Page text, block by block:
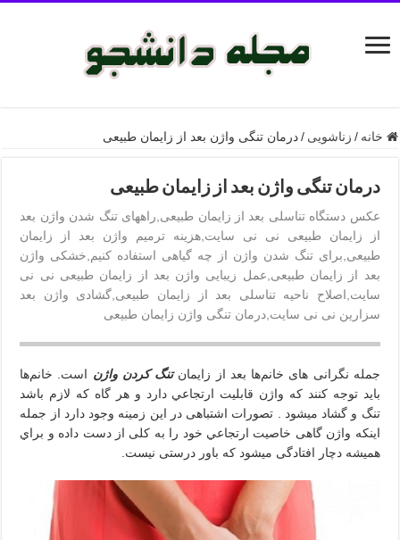
خانه / زناشویی / درمان تنگی واژن بعد از زایمان طبیعی
درمان تنگی واژن بعد از زایمان طبیعی
عکس دستگاه تناسلی بعد از زایمان طبیعی,راههای تنگ شدن واژن بعد
از زایمان طبیعی نی نی سایت,هزینه ترمیم واژن بعد از زایمان
طبیعی,برای تنگ شدن واژن از چه گیاهی استفاده کنیم,خشکی واژن
بعد از زایمان طبیعی,عمل زیبایی واژن بعد از زایمان طبیعی نی نی
سایت,اصلاح ناحیه تناسلی بعد از زایمان طبیعی,گشادی واژن بعد
سزارین نی نی سایت,درمان تنگی واژن زایمان طبیعی
جمله نگرانی های خانم‌ها بعد از زایمان تنگ کردن واژن است. خانم‌ها
باید توجه کنند که واژن قابلیت ارتجاعي دارد و هر گاه که لازم باشد
تنگ و گشاد ميشود . تصورات اشتباهی در این زمينه وجود دارد از جمله
اینکه واژن گاهی خاصیت ارتجاعي خود را به کلی از دست داده و براي
همیشه دچار افتادگی ميشود که باور درستی نیست.